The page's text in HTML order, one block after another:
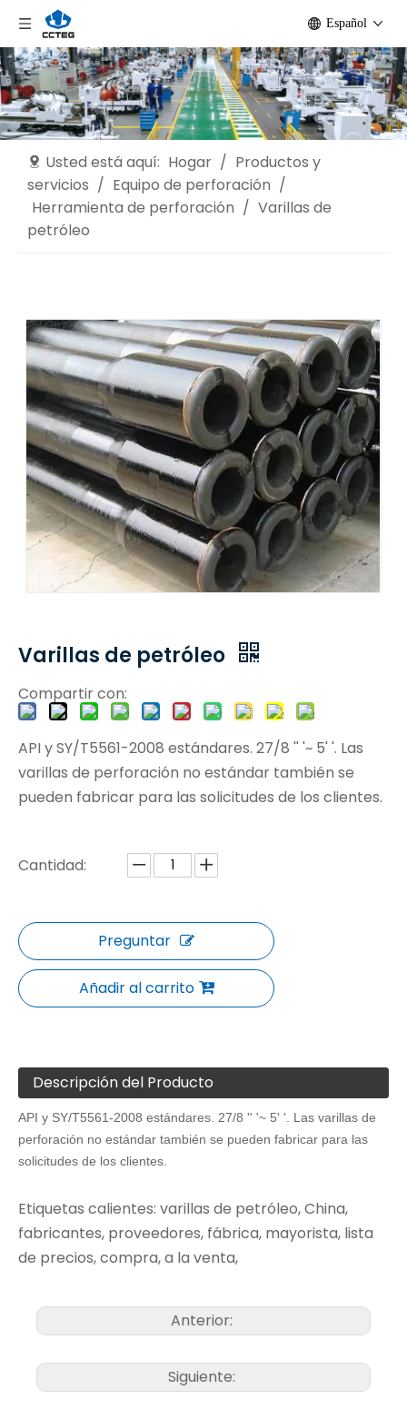
Español
Usted está aquí: Hogar / Productos y
servicios / Equipo de perforación /
Herramienta de perforación / Varillas de
petróleo
Varillas de petróleo
Compartir con:
API y SY/T5561-2008 estándares. 27/8 '' '~ 5' '. Las
varillas de perforación no estándar también se
pueden fabricar para las solicitudes de los clientes.
Cantidad:
Preguntar
Añadir al carrito
Descripción del Producto
API y SY/T5561-2008 estándares. 27/8 '' '~ 5' '. Las varillas de
perforación no estándar también se pueden fabricar para las
solicitudes de los clientes.
Etiquetas calientes: varillas de petróleo, China,
fabricantes, proveedores, fábrica, mayorista, lista
de precios, compra, a la venta,
Anterior:
Siguiente: